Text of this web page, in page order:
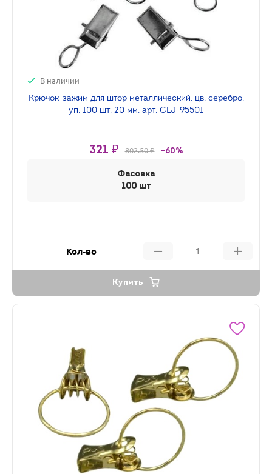
В наличии
Крючок-зажим для штор металлический, цв. серебро,
уп. 100 шт, 20 мм, арт. CLJ-95501
321 ₽ 802.50 ₽ -60%
Фасовка
100 шт
Кол-во
Купить